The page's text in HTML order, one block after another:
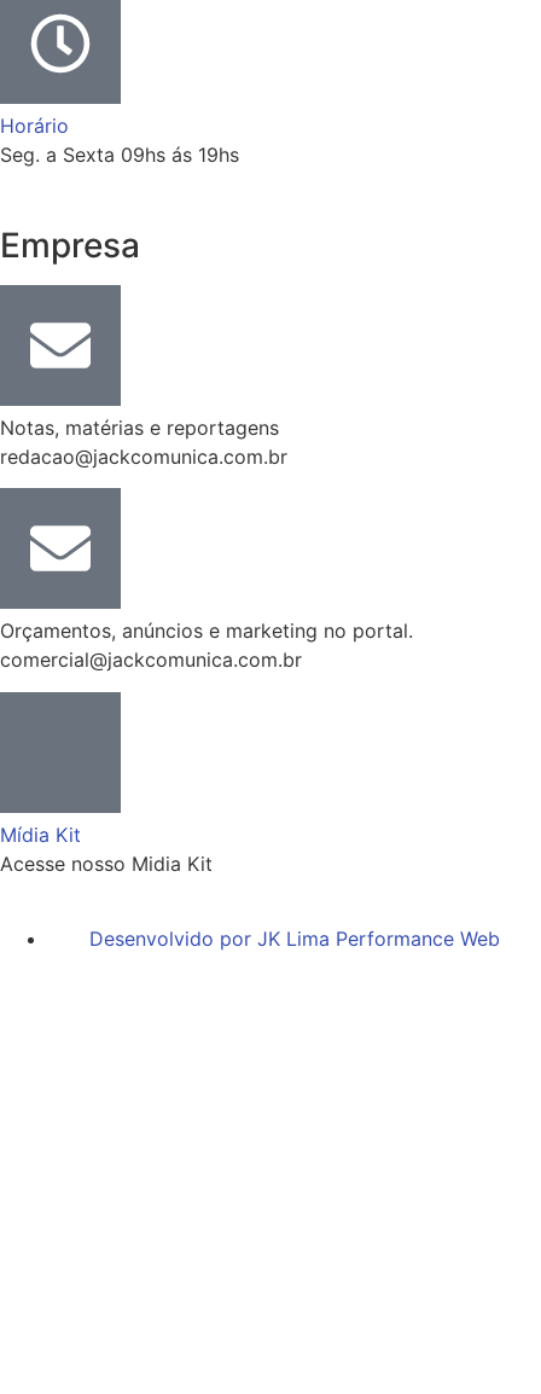
Horário
Seg. a Sexta 09hs ás 19hs
Empresa
Notas, matérias e reportagens
redacao@jackcomunica.com.br
Orçamentos, anúncios e marketing no portal.
comercial@jackcomunica.com.br
Mídia Kit
Acesse nosso Midia Kit
Desenvolvido por JK Lima Performance Web